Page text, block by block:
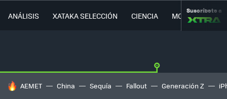
ANÁLISIS XATAKA SELECCIÓN CIENCIA MOVILIDAD
Suscríbete a
HOY SE HABLA DE
AEMET China Sequía Fallout Generación Z